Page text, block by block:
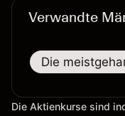
Verwandte
Die
Die Aktienkurse sind